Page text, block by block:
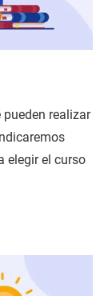
realizar
elegir el curso